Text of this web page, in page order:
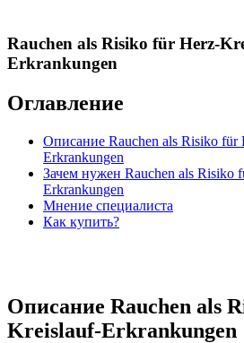
Rauchen als Risiko für Herz-
Erkrankungen
Оглавление
Описание Rauchen als Risiko für
Erkrankungen
Зачем нужен Rauchen als Risiko
Erkrankungen
Мнение специалиста
Как купить?
Описание Rauchen als
Kreislauf-Erkrankungen